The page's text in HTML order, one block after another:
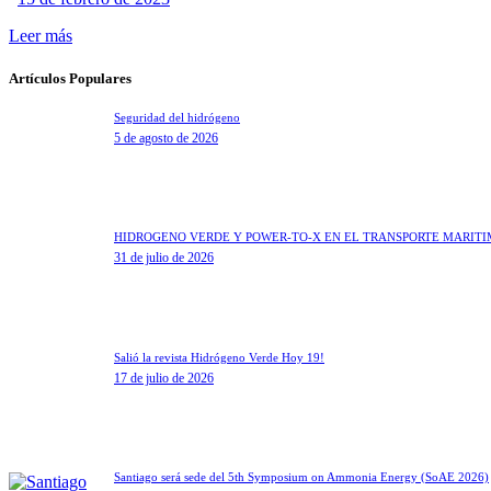
Leer más
Artículos Populares
Seguridad del hidrógeno
5 de agosto de 2026
HIDRÓGENO VERDE Y POWER-TO-X EN EL TRANSPORTE
31 de julio de 2026
Salió la revista Hidrógeno Verde Hoy 19!
17 de julio de 2026
Santiago será sede del 5th Symposium on Ammonia Energy (SoAE 2026)